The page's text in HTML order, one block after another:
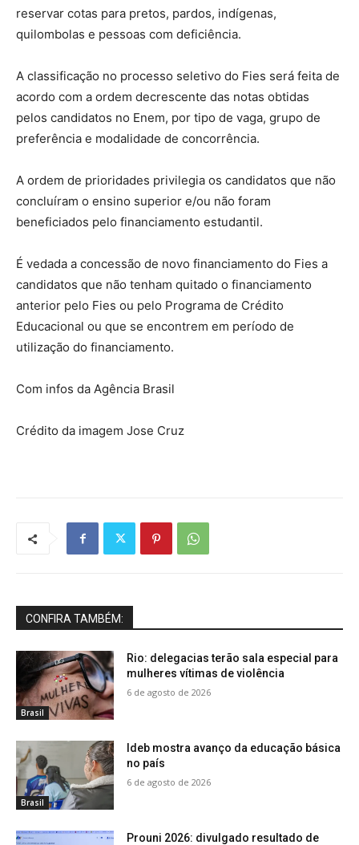
reservar cotas para pretos, pardos, indígenas,
quilombolas e pessoas com deficiência.
A classificação no processo seletivo do Fies será feita de
acordo com a ordem decrescente das notas obtidas
pelos candidatos no Enem, por tipo de vaga, grupo de
preferência e modalidade de concorrência.
A ordem de prioridades privilegia os candidatos que não
concluíram o ensino superior e/ou não foram
beneficiados pelo financiamento estudantil.
É vedada a concessão de novo financiamento do Fies a
candidatos que não tenham quitado o financiamento
anterior pelo Fies ou pelo Programa de Crédito
Educacional ou que se encontrem em período de
utilização do financiamento.
Com infos da Agência Brasil
Crédito da imagem Jose Cruz
CONFIRA TAMBÉM:
Brasil
Rio: delegacias terão sala especial para
mulheres vítimas de violência
6 de agosto de 2026
Brasil
Ideb mostra avanço da educação básica
no país
6 de agosto de 2026
Prouni 2026: divulgado resultado de